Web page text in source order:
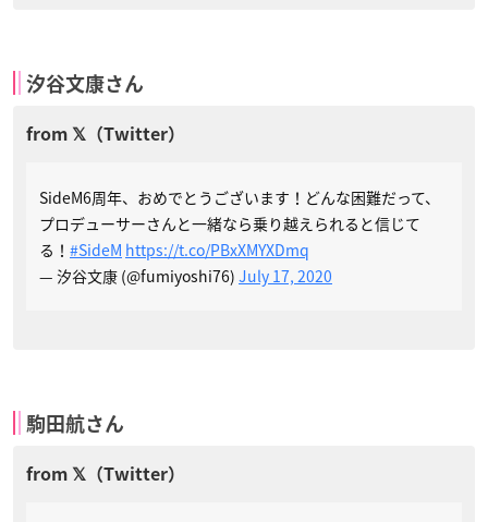
汐谷文康さん
SideM6周年、おめでとうございます！どんな困難だって、
プロデューサーさんと一緒なら乗り越えられると信じて
る！ #SideM https://t.co/PBxXMYXDmq
— 汐谷文康 (@fumiyoshi76) July 17, 2020
駒田航さん